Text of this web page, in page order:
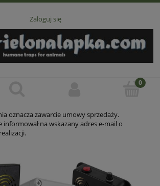
Zaloguj się
oznacza zawarcie umowy sprzedaży.
informował na wskazany adres e-mail o